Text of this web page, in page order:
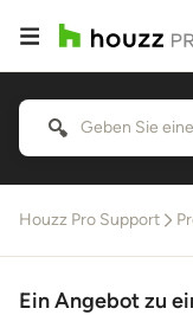
Houzz Pro Support
Ein Angebot zu